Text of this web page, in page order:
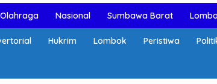
Olahraga Nasional Sumbawa Barat
Hukrim Lombok Peristiwa